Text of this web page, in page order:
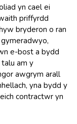
yn cael ei
priffyrdd
bryderon o ran
e-bost a bydd
am y
awgrym arall
yna bydd y
contractwr yn